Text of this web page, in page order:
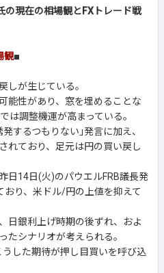
の現在の相場観とFXトレード戦
観■
しが生じている。
能性があり、窓を埋めることな
は調整機運が高まっている。
するつもりない｣発言に加え、
れており、足元は円の買い戻し
日14日(火)のパウエルFRB議長発
おり、米ドル/円の上値を抑えて
日銀利上げ時期の後ずれ、およ
たシナリオが考えられる。
した期待が押し目買いを呼び込